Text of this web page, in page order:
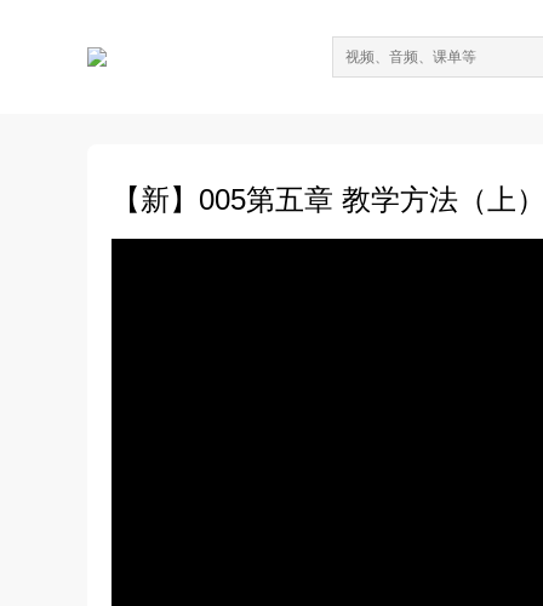
【新】005第五章 教学方法（上）